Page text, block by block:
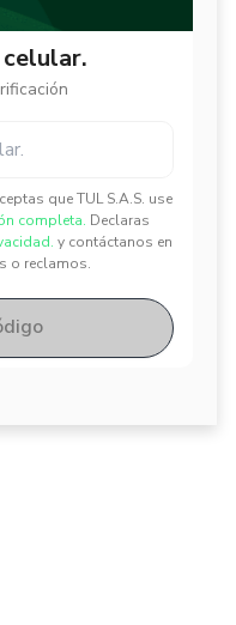
que TUL S.A.S. use
completa. Declaras
y contáctanos en
o reclamos.
✕
✕